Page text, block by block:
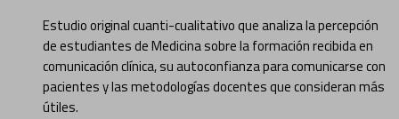
Estudio original cuanti-cualitativo que analiza la percepción
de estudiantes de Medicina sobre la formación recibida en
comunicación clínica, su autoconfianza para comunicarse con
pacientes y las metodologías docentes que consideran más
útiles.